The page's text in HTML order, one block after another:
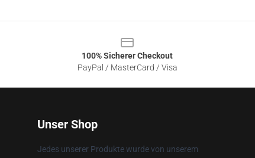
100% Sicherer Checkout
PayPal / MasterCard / Visa
Unser Shop
Jedes unserer Produkte wurde von unserem